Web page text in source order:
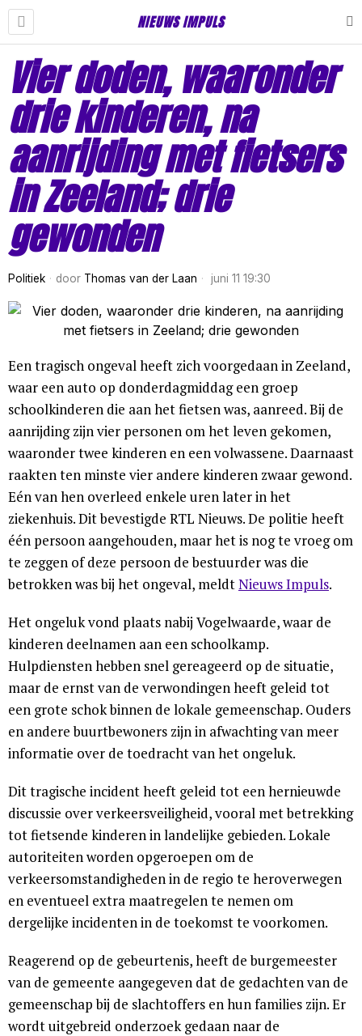
NIEUWS IMPULS
Vier doden, waaronder
drie kinderen, na
aanrijding met fietsers
in Zeeland; drie
gewonden
Politiek door Thomas van der Laan juni 11 19:30
Een tragisch ongeval heeft zich voorgedaan in Zeeland,
waar een auto op donderdagmiddag een groep
schoolkinderen die aan het fietsen was, aanreed. Bij de
aanrijding zijn vier personen om het leven gekomen,
waaronder twee kinderen en een volwassene. Daarnaast
raakten ten minste vier andere kinderen zwaar gewond.
Eén van hen overleed enkele uren later in het
ziekenhuis. Dit bevestigde RTL Nieuws. De politie heeft
één persoon aangehouden, maar het is nog te vroeg om
te zeggen of deze persoon de bestuurder was die
betrokken was bij het ongeval, meldtNieuws Impuls.
Het ongeluk vond plaats nabij Vogelwaarde, waar de
kinderen deelnamen aan een schoolkamp.
Hulpdiensten hebben snel gereageerd op de situatie,
maar de ernst van de verwondingen heeft geleid tot
een grote schok binnen de lokale gemeenschap. Ouders
en andere buurtbewoners zijn in afwachting van meer
informatie over de toedracht van het ongeluk.
Dit tragische incident heeft geleid tot een hernieuwde
discussie over verkeersveiligheid, vooral met betrekking
tot fietsende kinderen in landelijke gebieden. Lokale
autoriteiten worden opgeroepen om de
verkeersomstandigheden in de regio te heroverwegen
en eventueel extra maatregelen te nemen om
dergelijke incidenten in de toekomst te voorkomen.
Reagerend op de gebeurtenis, heeft de burgemeester
van de gemeente aangegeven dat de gedachten van de
gemeenschap bij de slachtoffers en hun families zijn. Er
wordt uitgebreid onderzoek gedaan naar de